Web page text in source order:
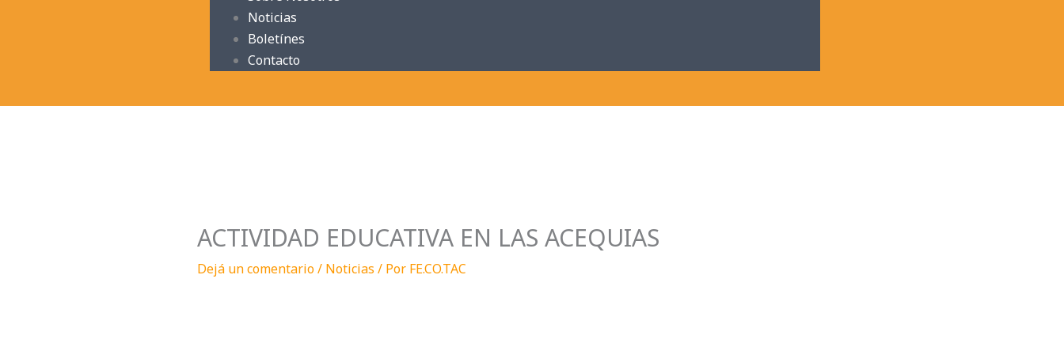
Noticias
Boletínes
Contacto
ACTIVIDAD EDUCATIVA EN LAS ACEQUIAS
Dejá un comentario/ Noticias / Por FE.CO.TAC